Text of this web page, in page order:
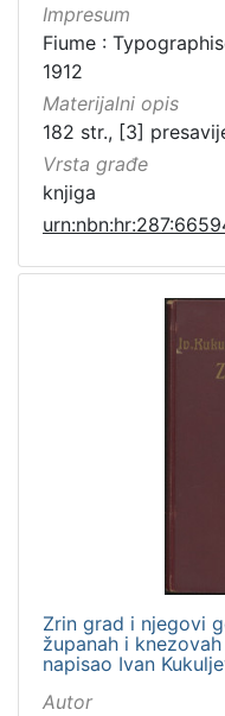
Impresum
Fiume :
1912
Materijalni opis
182 str., [3]
Vrsta građe
knjiga
Zrin grad i njegovi
županah i
napisao Ivan
Autor